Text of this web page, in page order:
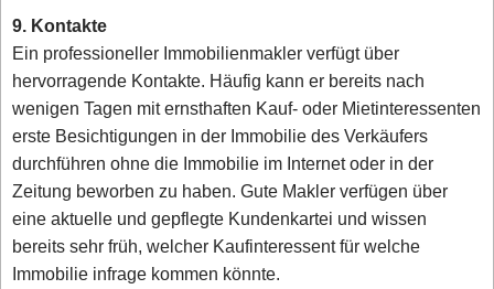
9. Kontakte
Ein professioneller Immobilienmakler verfügt über
hervorragende Kontakte. Häufig kann er bereits nach
wenigen Tagen mit ernsthaften Kauf- oder Mietinteressenten
erste Besichtigungen in der Immobilie des Verkäufers
durchführen ohne die Immobilie im Internet oder in der
Zeitung beworben zu haben. Gute Makler verfügen über
eine aktuelle und gepflegte Kundenkartei und wissen
bereits sehr früh, welcher Kaufinteressent für welche
Immobilie infrage kommen könnte.